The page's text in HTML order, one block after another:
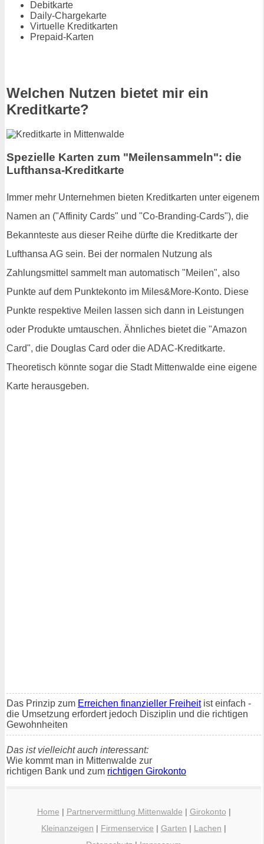
Debitkarte
Daily-Chargekarte
Virtuelle Kreditkarten
Prepaid-Karten
Welchen Nutzen bietet mir ein
Kreditkarte?
Spezielle Karten zum "Meilensammeln": die
Lufthansa-Kreditkarte
Immer mehr Unternehmen bieten Kreditkarten unter eigenem
Namen an ("Affinity Cards" und "Co-Branding-Cards"), die
Bekannteste aus dieser Reihe dürfte die Kreditkarte der
Lufthansa AG sein. Bei der normalen Nutzung als
Zahlungsmittel sammelt man automatisch "Meilen", also
Punkte auf dem Punktekonto im Miles&More-Konto. Diese
Punkte respektive Meilen lassen sich dann in Leistungen
oder Produkte umtauschen. Ähnliches bietet die "Amazon
Card", die Douglas Card oder die ADAC-Kreditkarte.
Theoretisch könnte sogar die Stadt Mittenwalde eine eigene
Karte herausgeben.
Das Prinzip zum Erreichen finanzieller Freiheitist einfach -
die Umsetzung erfordert jedoch Disziplin und die richtigen
Gewohnheiten
Das ist vielleicht auch interessant:
Wie kommt man in Mittenwalde zur
richtigen Bank und zum richtigen Girokonto
Home | Partnervermittlung Mittenwalde | Girokonto |
Kleinanzeigen | Firmenservice | Garten | Lachen |